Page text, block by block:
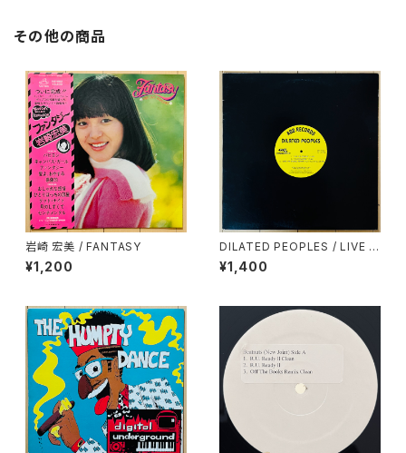
その他の商品
岩崎 宏美 / FANTASY
¥1,200
DILATED PEOPLES / LIVE O
N STAGE
¥1,400